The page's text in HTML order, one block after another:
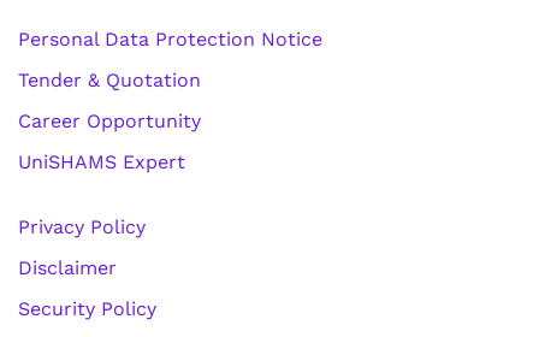
Personal Data Protection Notice
Tender & Quotation
Career Opportunity
UniSHAMS Expert
Privacy Policy
Disclaimer
Security Policy